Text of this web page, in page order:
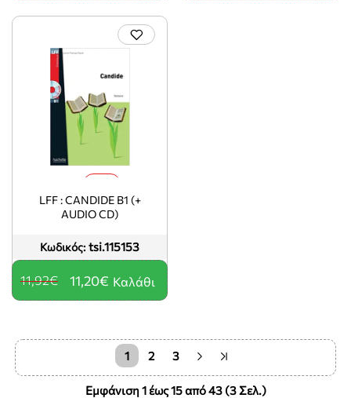
Κωδικός: tsi.115153
LFF : CANDIDE B1 (+
AUDIO CD)
11,20€
11,92€ Καλάθι
1 2 3
Εμφάνιση 1 έως 15 από 43 (3 Σελ.)